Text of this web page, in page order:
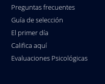
Preguntas frecuentes
Guía de selección
El primer día
Califica aquí
Evaluaciones Psicológicas